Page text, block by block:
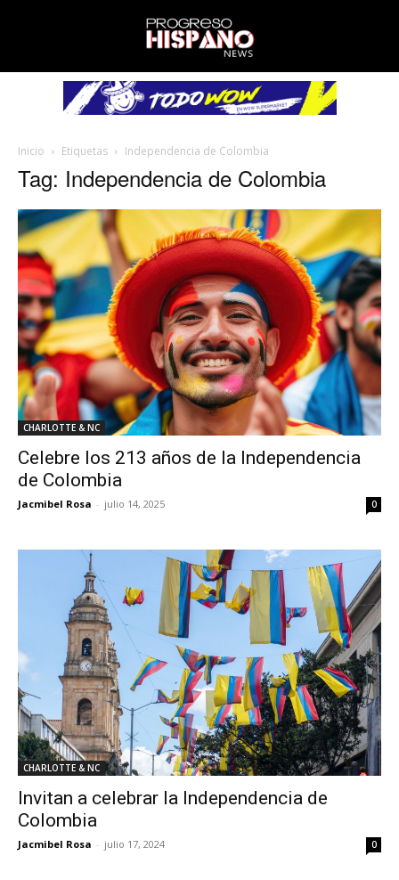
Inicio Etiquetas Independencia de Colombia
Tag: Independencia de Colombia
CHARLOTTE & NC
Celebre los 213 años de la Independencia
de Colombia
Jacmibel Rosa - julio 14, 2025 0
CHARLOTTE & NC
Invitan a celebrar la Independencia de
Colombia
Jacmibel Rosa - julio 17, 2024 0